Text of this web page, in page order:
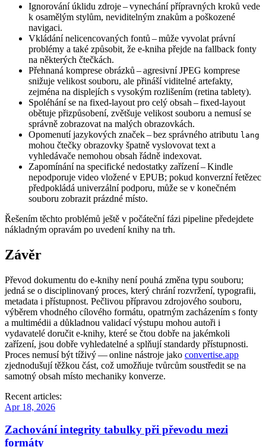
Ignorování úklidu zdroje– vynechání přípravných kroků vede
k osamělým stylům, neviditelným znakům a poškozené
navigaci.
Vkládání nelicencovaných fontů – může vyvolat právní
problémy a také způsobit, že e‑kniha přejde na fallback fonty
na některých čtečkách.
Přehnaná komprese obrázků – agresivní JPEG komprese
snižuje velikost souboru, ale přináší viditelné artefakty,
zejména na displejích s vysokým rozlišením (retina tablety).
Spoléhání se na fixed‑layout pro celý obsah – fixed‑layout
obětuje přizpůsobení, zvětšuje velikost souboru a nemusí se
správně zobrazovat na malých obrazovkách.
Opomenutí jazykových značek– bez správného atributu lang
mohou čtečky obrazovky špatně vyslovovat text a
vyhledávače nemohou obsah řádně indexovat.
Zapomínání na specifické nedostatky zařízení– Kindle
nepodporuje video vložené v EPUB; pokud konverzní řetězec
předpokládá univerzální podporu, může se v konečném
souboru zobrazit prázdné místo.
Řešením těchto problémů ještě v počáteční fázi pipeline předejdete
nákladným opravám po uvedení knihy na trh.
Závěr
Převod dokumentu do e‑knihy není pouhá změna typu souboru;
jedná se o disciplinovaný proces, který chrání rozvržení, typografii,
metadata i přístupnost. Pečlivou přípravou zdrojového souboru,
výběrem vhodného cílového formátu, opatrným zacházením s fonty
a multimédii a důkladnou validací výstupu mohou autoři i
vydavatelé doručit e‑knihy, které se čtou dobře na jakémkoli
zařízení, jsou dobře vyhledatelné a splňují standardy přístupnosti.
Proces nemusí být tíživý — online nástroje jako convertise.app
zjednodušují těžkou část, což umožňuje tvůrcům soustředit se na
samotný obsah místo mechaniky konverze.
Recent articles:
Apr 18, 2026
Zachování integrity tabulky při převodu mezi
formáty